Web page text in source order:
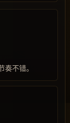
不错。